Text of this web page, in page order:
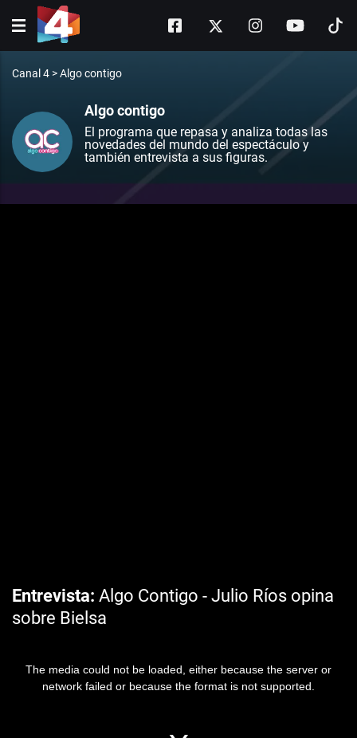
Canal 4 >Algo contigo
Algo contigo
El programa que repasa y analiza todas las
novedades del mundo del espectáculo y
también entrevista a sus figuras.
Entrevista Algo Contigo - Julio Ríos opina
sobre Bielsa
The media could not be loaded, either because the server or
network failed or because the format is not supported.